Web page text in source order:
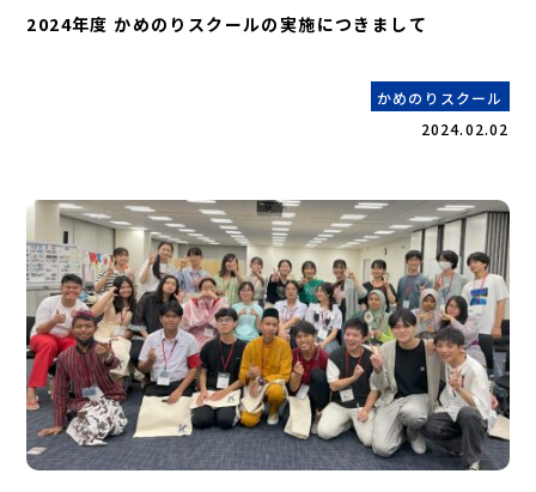
2024年度 かめのりスクールの実施につきまして
かめのりスクール
2024.02.02